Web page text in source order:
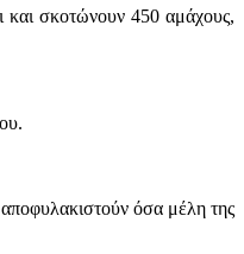
και σκοτώνουν 450 αμάχους,
όσα μέλη της